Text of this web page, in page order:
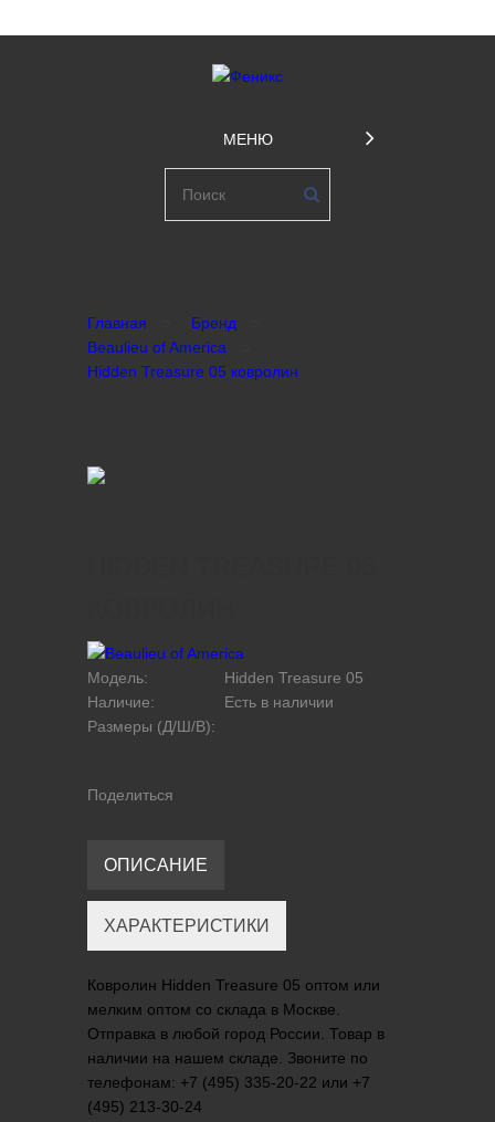
МЕНЮ
Главная
Бренд
Beaulieu of America
Hidden Treasure 05 ковролин
Модель:
Hidden Treasure 05
Наличие:
Есть в наличии
Размеры (Д/Ш/В):
Поделиться
ОПИСАНИЕ
ХАРАКТЕРИСТИКИ
Ковролин Hidden Treasure 05 оптом или
мелким оптом со склада в Москве.
Отправка в любой город России. Товар в
наличии на нашем складе. Звоните по
телефонам: +7 (495) 335-20-22 или +7
(495) 213-30-24